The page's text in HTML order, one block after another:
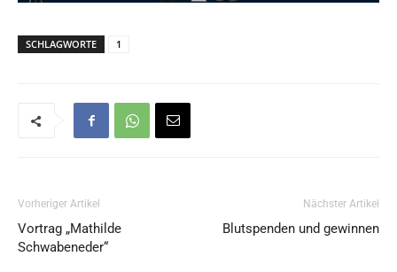
SCHLAGWORTE 1
Vorheriger Artikel
Vortrag „Mathilde
Schwabeneder“
Nächster Artikel
Blutspenden und gewinnen